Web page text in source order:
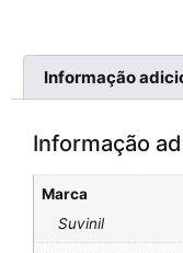
Informação
Informação
Marca
Suvinil